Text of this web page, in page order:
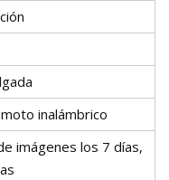
inalámbrico
imágenes los 7 días,